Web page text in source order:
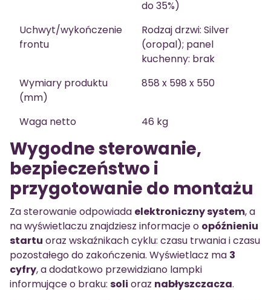
do 35%)
Uchwyt/wykończenie
frontu
Rodzaj drzwi: Silver
(oropal); panel
kuchenny: brak
Wymiary produktu
(mm)
858 x 598 x 550
Waga netto 46 kg
Wygodne sterowanie,
bezpieczeństwo i
przygotowanie do montażu
Za sterowanie odpowiada elektroniczny system, a
na wyświetlaczu znajdziesz informacje o opóźnieniu
startu oraz wskaźnikach cyklu: czasu trwania i czasu
pozostałego do zakończenia. Wyświetlacz ma 3
cyfry, a dodatkowo przewidziano lampki
informujące o braku: soli oraz nabłyszczacza.